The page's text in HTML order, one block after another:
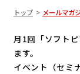
トップ メールマガ
月1回「ソフト
ます。
イベント（セミ